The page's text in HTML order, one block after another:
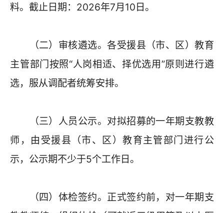
料。截止日期：2026年7月10日。
（二）审核遴选。各受援县（市、区）教育
主管部门按照“人岗相适、择优选用”原则进行遴
选，服从调配者统筹安排。
（三）人员公示。对拟招募的一年期支教教
师，由受援县（市、区）教育主管部门进行公
示，公示期不少于5个工作日。
（四）体检签约。正式签约前，对一年期支